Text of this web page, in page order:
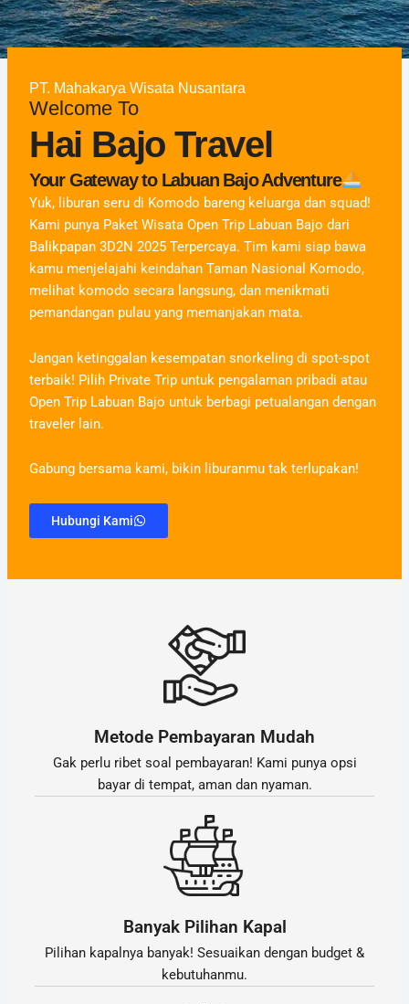
PT. Mahakarya Wisata Nusantara
Welcome To
Hai Bajo Travel
Your Gateway to Labuan Bajo Adventure
Yuk, liburan seru di Komodo bareng keluarga dan squad!
Kami punya Paket Wisata Open Trip Labuan Bajo dari
Balikpapan 3D2N 2025 Terpercaya. Tim kami siap bawa
kamu menjelajahi keindahan Taman Nasional Komodo,
melihat komodo secara langsung, dan menikmati
pemandangan pulau yang memanjakan mata.
Jangan ketinggalan kesempatan snorkeling di spot-spot
terbaik! Pilih Private Trip untuk pengalaman pribadi atau
Open Trip Labuan Bajo untuk berbagi petualangan dengan
traveler lain.
Gabung bersama kami, bikin liburanmu tak terlupakan!
Hubungi Kami
Metode Pembayaran Mudah
Gak perlu ribet soal pembayaran! Kami punya opsi
bayar di tempat, aman dan nyaman.
Banyak Pilihan Kapal
Pilihan kapalnya banyak! Sesuaikan dengan budget &
kebutuhanmu.